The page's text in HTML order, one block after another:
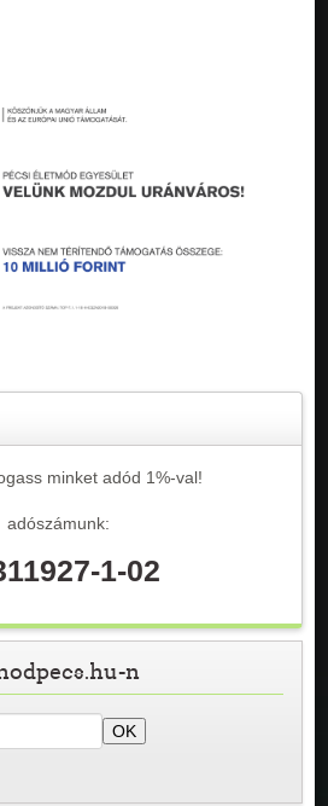
minket adód 1%-val!
adószámunk:
1-02
n